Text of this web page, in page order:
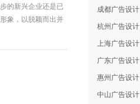
的新兴企业还是已
象，以脱颖而出并
成都广告设计
杭州广告设计
上海广告设计
广东广告设计
惠州广告设计
中山广告设计